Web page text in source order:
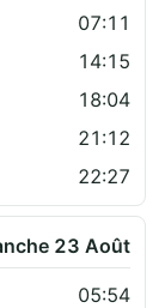
07:11
14:15
18:04
21:12
22:27
23 Août
05:54